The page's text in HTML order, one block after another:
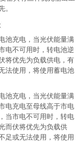
。
池充电，当光伏能量满
电不可用时，转电池逆
将优先为负载供电，有
法使用，将使用蓄电池
池充电，当光伏能量满
电充电至母线高于市电
当市电不可用时，转电
而伏将优先为负载供
足或无法使用，将使用